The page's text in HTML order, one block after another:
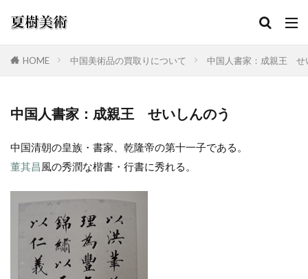
HOME 中国美術品の買取りについて 中国人書家：成親王 せ
中国人書家：成親王 せいしんのう
中国清朝の皇族・書家、乾隆帝の第十一子である。
董其昌 風の秀潤な楷書・行書に秀れる。
カテゴリー
検索